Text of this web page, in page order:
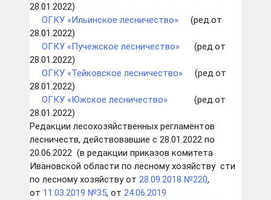
28.01.2022)
ОГКУ «Ильинское лесничество» (ред.от
28.01.2022)
ОГКУ «Пучежское лесничество» (ред.от
28.01.2022)
ОГКУ «Тейковское лесничество» (ред.от
28.01.2022)
ОГКУ «Южское лесничество» (ред.от
28.01.2022)
Редакции лесохозяйственных регламентов
лесничеств, действовавшие с 28.01.2022 по
20.06.2022 (в редакции приказов комитета
Ивановской области по лесному хозяйству сти
по лесному хозяйству от 28.09.2018 №220,
от 11.03.2019 №35, от 24.06.2019